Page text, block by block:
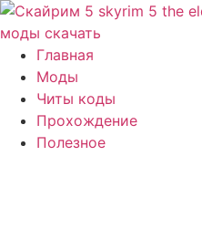
Перейти
к
содержимому
Главная
Моды
Читы коды
Прохождение
Полезное